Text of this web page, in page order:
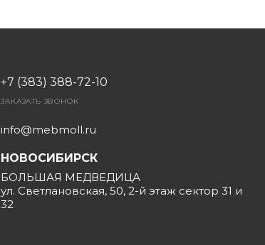
+7 (383) 388-72-10
ЗАКАЗАТЬ ЗВОНОК
info@mebmoll.ru
НОВОСИБИРСК
БОЛЬШАЯ МЕДВЕДИЦА
ул. Светлановская, 50, 2-й этаж сектор 31 и
32